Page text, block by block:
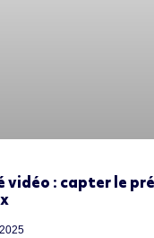
: capter le